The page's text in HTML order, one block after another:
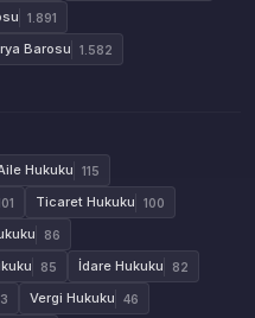
1.891
Barosu 1.582
Hukuku 115
Ticaret Hukuku 100
86
85 İdare Hukuku 82
Vergi Hukuku 46